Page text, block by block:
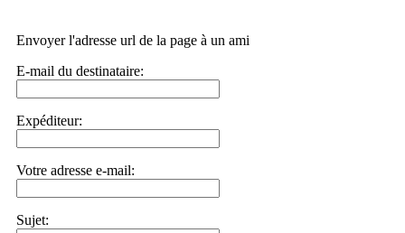
Envoyer l'adresse url de la page à un ami
E-mail du destinataire:
Expéditeur:
Votre adresse e-mail:
Sujet: